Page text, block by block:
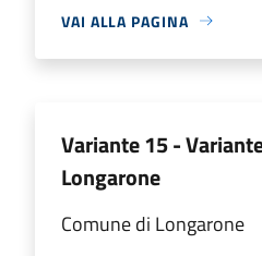
VAI ALLA PAGINA
Variante 15 -
Longarone
Comune di Longarone